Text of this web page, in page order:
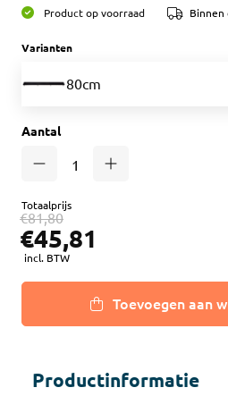
Product op voorraad Binnen
Varianten
80cm
Aantal
Totaalprijs
€81,80
€45,81
incl. BTW
Toevoegen aan
Productinformatie